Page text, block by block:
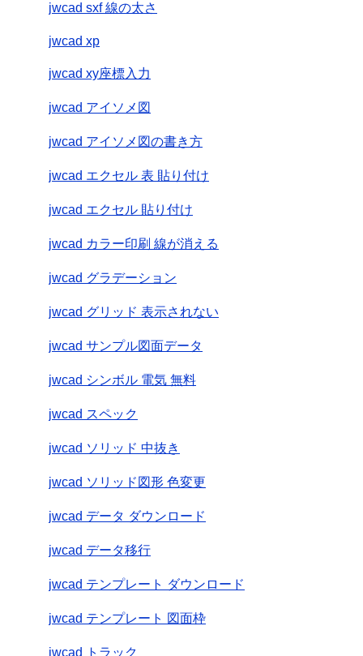
jwcad sxf 線の太さ
jwcad xp
jwcad xy座標入力
jwcad アイソメ図
jwcad アイソメ図の書き方
jwcad エクセル 表 貼り付け
jwcad エクセル 貼り付け
jwcad カラー印刷 線が消える
jwcad グラデーション
jwcad グリッド 表示されない
jwcad サンプル図面データ
jwcad シンボル 電気 無料
jwcad スペック
jwcad ソリッド 中抜き
jwcad ソリッド図形 色変更
jwcad データ ダウンロード
jwcad データ移行
jwcad テンプレート ダウンロード
jwcad テンプレート 図面枠
jwcad トラック